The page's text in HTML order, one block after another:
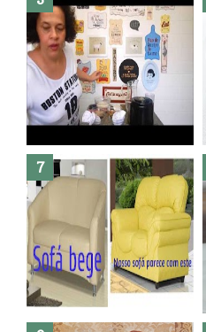
Dez bolos pra fazer antes de
morrer !